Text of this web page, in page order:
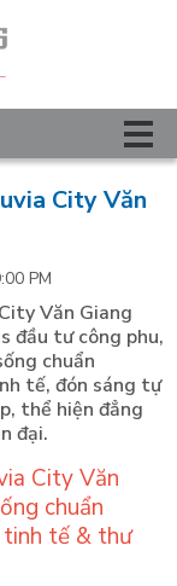
City Văn
PM
Văn Giang
đầu tư công phu,
chuẩn
tế, đón sáng tự
thể hiện đẳng
đại.
City Văn
chuẩn
tế & thư